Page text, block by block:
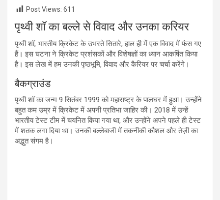
Post Views: 611
पृथ्वी शॉ का बल्ले से विवाद और उनका करियर
पृथ्वी शॉ, भारतीय क्रिकेट के उभरते सितारे, हाल ही में एक विवाद में फंस गए
हैं। इस घटना ने क्रिकेट प्रशंसकों और विशेषज्ञों का ध्यान आकर्षित किया
है। इस लेख में हम उनकी पृष्ठभूमि, विवाद और कैरियर पर चर्चा करेंगे।
बैकग्राउंड
पृथ्वी शॉ का जन्म 9 सितंबर 1999 को महाराष्ट्र के पालघर में हुआ। उन्होंने
बहुत कम उम्र में क्रिकेट में अपनी प्रतिभा जाहिर की। 2018 में उन्हें
भारतीय टेस्ट टीम में चयनित किया गया था, और उन्होंने अपने पहले ही टेस्ट
में शतक लगा दिया था। उनकी बल्लेबाजी में तकनीकी कौशल और तेज़ी का
अद्भुत संगम है।